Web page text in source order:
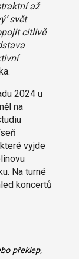
až
svět
citlivě
2024 u
na
vyjde
Na turné
koncertů
překlep,